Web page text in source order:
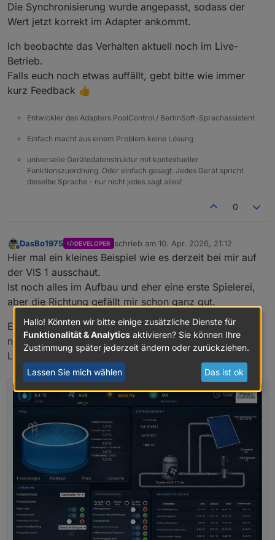
Die Synchronisierung wurde angepasst, sodass der
Wert jetzt korrekt im Adapter ankommt.
Ich beobachte das Verhalten aktuell noch im Live-
Betrieb.
Falls euch noch etwas auffällt, gebt bitte wie immer
kurz Feedback 👍
Entwickler des Adapters PoolControl / BertinSoft-Sprachassistent
Einfach macht aus einem Problem keine Lösung
universelle Gerätedatenstruktur mit kontextueller
Funktionszuordnung. Oder einfach gesagt: Jedes Gerät spricht
dieselbe Sprache - nur nicht jedes sagt alles!
0
DasBo1975 DEVELOPER schrieb am 10. Apr. 2026, 21:12
zuletzt editiert von
Hier mal ein kleines Beispiel wie es derzeit bei mir auf
der VIS 1 ausschaut.
Ist noch alles im Aufbau und eher eine erste Spielerei,
aber die Richtung gefällt mir schon ganz gut.
Eigene Widgets für PoolControl habe ich bisher noch
nicht umgesetzt – das steht aber definitiv noch auf der
Liste 😉
Hallo! Könnten wir bitte einige zusätzliche Dienste für
Funktionalität & Analytics aktivieren? Sie können Ihre
Zustimmung später jederzeit ändern oder zurückziehen.
Lassen Sie mich wählen Das ist ok